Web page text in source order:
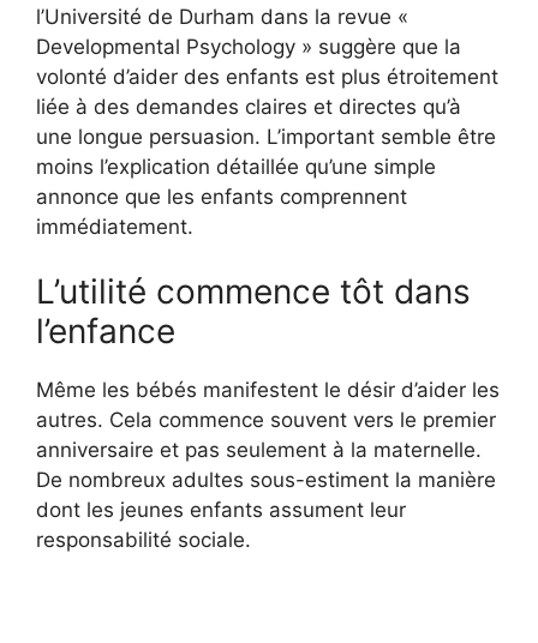
l’Université de Durham dans la revue «
Developmental Psychology » suggère que la
volonté d’aider des enfants est plus étroitement
liée à des demandes claires et directes qu’à
une longue persuasion. L’important semble être
moins l’explication détaillée qu’une simple
annonce que les enfants comprennent
immédiatement.
L’utilité commence tôt dans
l’enfance
Même les bébés manifestent le désir d’aider les
autres. Cela commence souvent vers le premier
anniversaire et pas seulement à la maternelle.
De nombreux adultes sous-estiment la manière
dont les jeunes enfants assument leur
responsabilité sociale.